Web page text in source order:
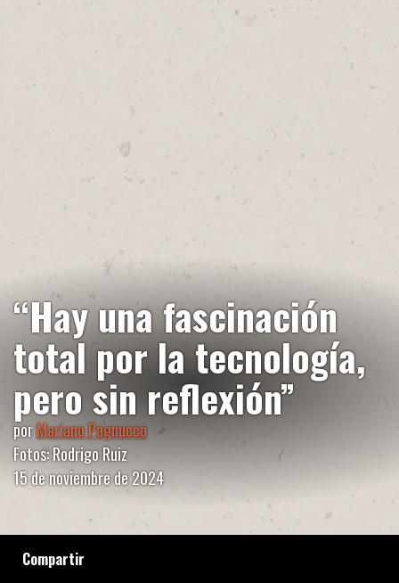
Compartir
“Hay una fascinación
total por la tecnología,
pero sin reflexión”
porMariano Pagnucco
Fotos: Rodrigo Ruiz
15 de noviembre de 2024